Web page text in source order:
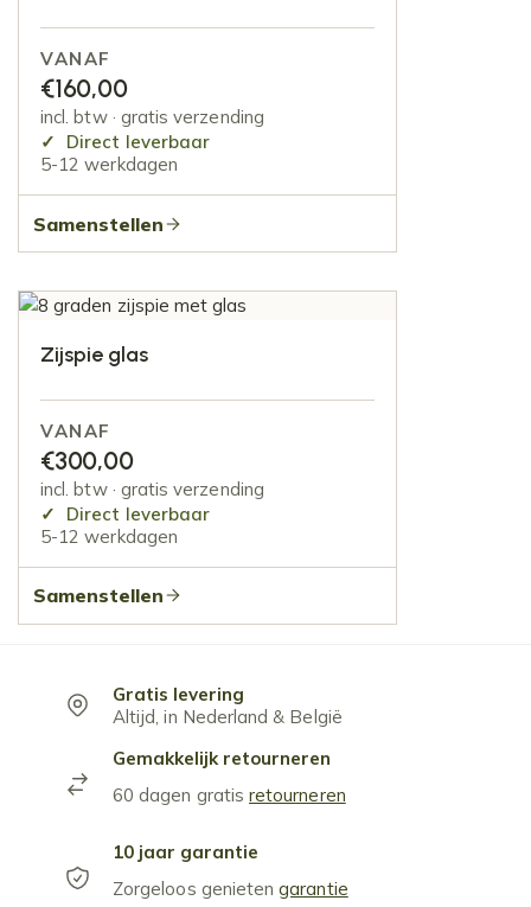
VANAF
€160,00
incl. btw · gratis verzending
Direct leverbaar
5-12 werkdagen
Samenstellen
Zijspie glas
VANAF
€300,00
incl. btw · gratis verzending
Direct leverbaar
5-12 werkdagen
Samenstellen
Gratis levering
Altijd, in Nederland & België
Gemakkelijk retourneren
60 dagen gratisretourneren
10 jaar garantie
Zorgeloos genietengarantie